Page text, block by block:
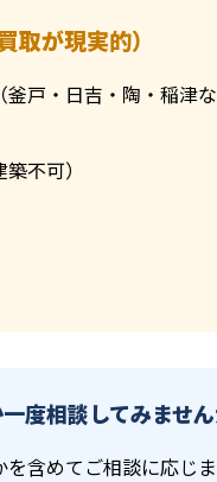
取が現実的）
戸・日吉・陶・稲津な
不可）
度相談してみませ
含めてご相談に応じ